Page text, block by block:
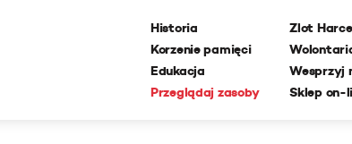
Historia
Korzenie pamięci
Edukacja
Przeglądaj zasoby
Zlot
Wesprzyj
Sklep on-